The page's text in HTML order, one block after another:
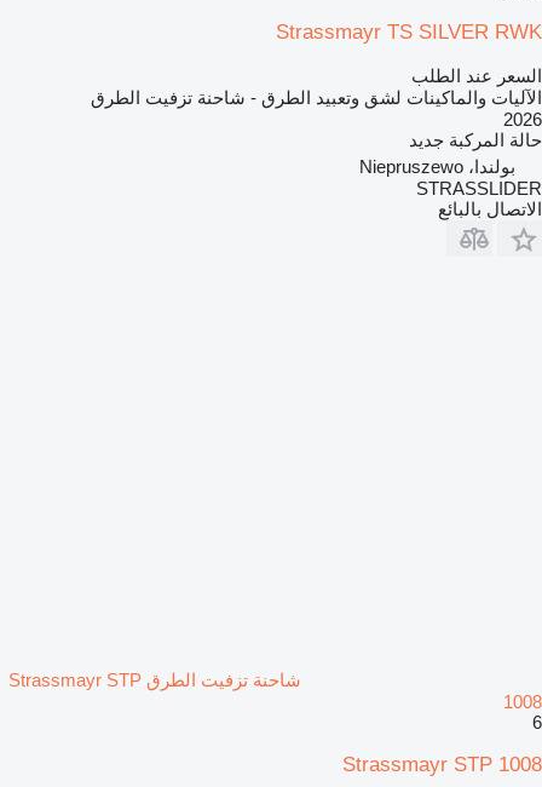
Strassmayr TS SILVER RWK
السعر عند الطلب
الآليات والماكينات لشق وتعبيد الطرق - شاحنة تزفيت الطرق
2026
حالة المركبة جديد
بولندا، Niepruszewo
STRASSLIDER
الاتصال بالبائع
شاحنة تزفيت الطرق Strassmayr STP
1008
6
Strassmayr STP 1008